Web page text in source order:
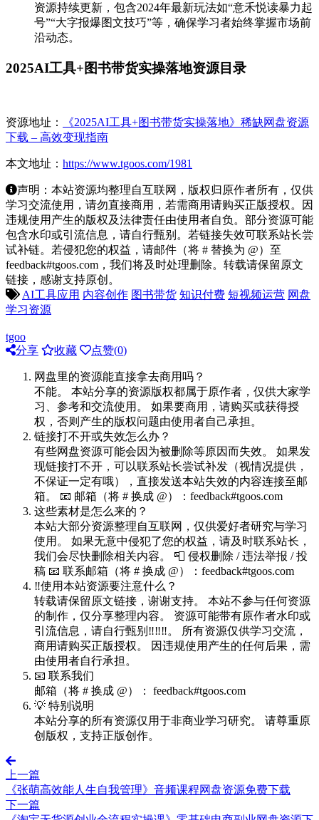
资源持续更新，包含2024年最新玩法如“意禾悦读暴力起
号”“大字报爆图文技巧”等，确保学习者始终掌握市场前
沿动态。
2025AI工具+图书带货实操落地资源目录
资源地址：
《2025AI工具+图书带货实操落地》稀缺网盘资源
下载 – 高效变现指南
本文地址： https://www.tgoos.com/1981
声明：本站资源均整理自互联网，版权归原作者所有，仅供
学习交流使用，请勿直接商用，若需商用请购买正版授权。因
违规使用产生的版权及法律责任由使用者自负。部分资源可能
包含水印或引流信息，请自行甄别。若链接失效可联系站长尝
试补链。若侵犯您的权益，请邮件（将 # 替换为 @）至
feedback#tgoos.com，我们将及时处理删除。转载请保留原文
链接，感谢支持原创。
AI工具应用 内容创作 图书带货 知识付费 短视频运营 网盘
学习资源
tgoo
分享
收藏 点赞(0)
网盘里的资源能直接拿去商用吗？
不能。 本站分享的资源版权都属于原作者，仅供大家学
习、参考和交流使用。 如果要商用，请购买或获得授
权，否则产生的版权问题由使用者自己承担。
链接打不开或失效怎么办？
有些网盘资源可能会因为被删除等原因而失效。 如果发
现链接打不开，可以联系站长尝试补发（视情况提供，
不保证一定有哦），直接发送本站失效的内容连接至邮
箱。 📧 邮箱（将 # 换成 @）：feedback#tgoos.com
这些素材是怎么来的？
本站大部分资源整理自互联网，仅供爱好者研究与学习
使用。 如果无意中侵犯了您的权益，请及时联系站长，
我们会尽快删除相关内容。 📮 侵权删除 / 违法举报 / 投
稿 📧 联系邮箱（将 # 换成 @）：feedback#tgoos.com
‼️使用本站资源要注意什么？
转载请保留原文链接，谢谢支持。 本站不参与任何资源
的制作，仅分享整理内容。 资源可能带有原作者水印或
引流信息，请自行甄别‼️‼️‼️。 所有资源仅供学习交流，
商用请购买正版授权。 因违规使用产生的任何后果，需
由使用者自行承担。
📧 联系我们
邮箱（将 # 换成 @）： feedback#tgoos.com
💡 特别说明
本站分享的所有资源仅用于非商业学习研究。 请尊重原
创版权，支持正版创作。
上一篇
《张萌高效能人生自我管理》音频课程网盘资源免费下载
下一篇